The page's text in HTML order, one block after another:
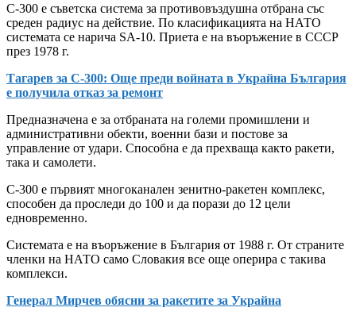
С-300 е съветска система за противовъздушна отбрана със
среден радиус на действие. По класификацията на НАТО
системата се нарича SA-10. Приета е на въоръжение в СССР
през 1978 г.
Тагарев за C-300: Още преди войната в Украйна България
е получила отказ за ремонт
Предназначена е за отбраната на големи промишлени и
административни обекти, военни бази и постове за
управление от удари. Способна е да прехваща както ракети,
така и самолети.
С-300 е първият многоканален зенитно-ракетен комплекс,
способен да проследи до 100 и да порази до 12 цели
едновременно.
Системата е на въоръжение в България от 1988 г. От страните
членки на НАТО само Словакия все още оперира с такива
комплекси.
Генерал Мирчев обясни за ракетите за Украйна